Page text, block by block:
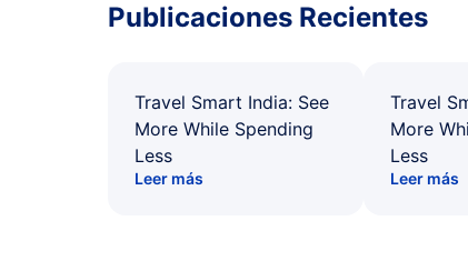
Publicaciones Recientes
Travel Smart India: See
More While Spending
Less
Leer más
Travel
More
Less
Leer más